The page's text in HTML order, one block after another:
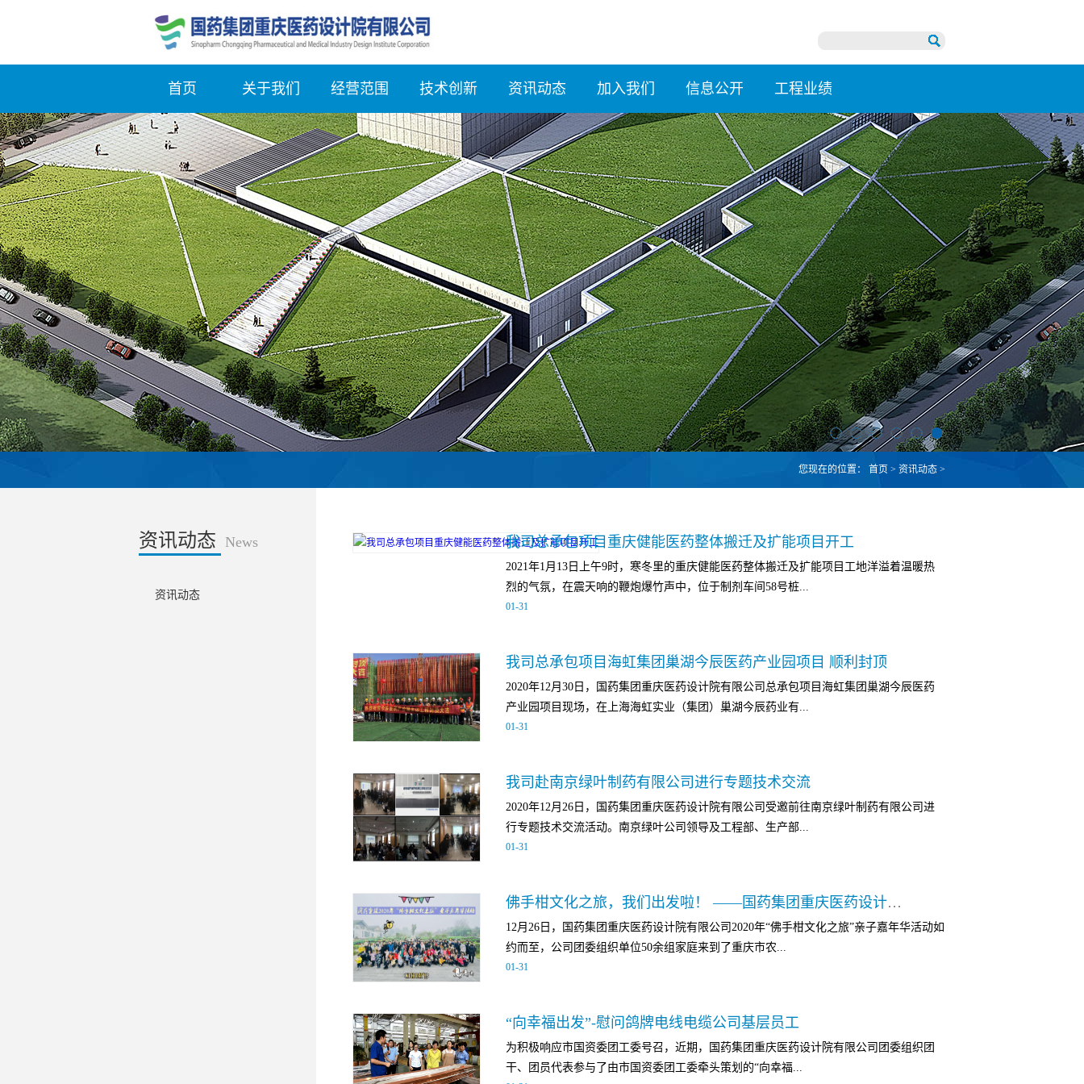
首页 关于我们 经营范围 技术创新 资讯动态 加入我们 信息公开 工程业绩
资讯动态 News
资讯动态
您现在的位置： 首页 > 资讯动态 >
我司总承包项目重庆健能医药整体搬迁及扩能项目开工
2021年1月13日上午9时，寒冬里的重庆健能医药整体搬迁及扩能项目工地洋溢着温暖热
烈的气氛，在震天响的鞭炮爆竹声中，位于制剂车间58号桩...
健能医药整体搬迁及扩能项目工程正式动工。 重庆健能医药整体搬迁及扩能项目是2020
年度重庆市重点工程项目，位于重庆市合川区，占地面积62905平方米，总建筑面积
37269.08平方米，合同工期360天。项目建成后，将成为健能医药西药口服制剂主要生产
基地，为健能医药扩大产能、迈上新的台阶夯实基础！ 国药集团重庆医药设计院有限公
度、质量、费用，坚持质量第一、信誉第一、用户至上，全力以赴推动重庆健能医药整
体搬迁及扩能项目早日建成，向重庆健能医药有限公司交出建筑精品，为健能医药的腾
飞做出应有贡献！
01-31
我司总承包项目海虹集团巢湖今辰医药产业园项目 顺利封顶
2020年12月30日，国药集团重庆医药设计院有限公司总承包项目海虹集团巢湖今辰医药
产业园项目现场，在上海海虹实业（集团）巢湖今辰药业有...
公司以及上海东海华庆工程有限公司等所有参建人员的共同见证下，本项目完成了主体
结构最后一方混凝土的浇筑，实现了主体结构顺利封顶。 海虹集团巢湖今辰医药产业园
项目，位于居巢经济开发区亚父园区内，占地面积约207亩，总建筑面积约17万平方米。
投产后年新增生产能力：年片剂25亿片、硬胶囊剂15亿粒、颗粒剂3亿袋、干悬浮剂1亿
方，面对时间紧、规格高、要求严的局面，充分发挥专业优势、组织优势、技术优势，
以专业化的管理团队严格把控进度、质量、费用，精心组织设计、策划采购和安排施
工，克服复杂地质处理、严重洪涝灾害等不利影响，在各参建单位的配合下，顺利完成
了主体封顶的节点目标。国药集团重庆医药设计院有限公司作为医药工程服务行业最早
十余项工程总承包项目中，以专业...
01-31
我司赴南京绿叶制药有限公司进行专题技术交流
2020年12月26日，国药集团重庆医药设计院有限公司受邀前往南京绿叶制药有限公司进
行专题技术交流活动。南京绿叶公司领导及工程部、生产部...
百强企业绿叶制药集团，致力于抗肿瘤领域药物的研发、生产和销售，主要从事原料药
和复杂注射剂的研发和生产。重庆院在与南京绿叶合作了多功能化学中试车间项目、制
剂楼基因与核酸治疗平台项目等多个项目后，受到业主的充分肯定，并邀请重庆院赴公
司进行专题技术交流。国药集团重庆医药设计院有限公司由5名各专业专家组成的技术宣
话题的主题演讲，并与南京绿叶公司的领导和技术员工进行了充分的探讨，双方在热
烈、和谐的气氛中圆满结束了本次交流。通过本次技术交流，南京绿叶公司领导和技术
人员充分了解了重庆院的设计理念和思路，以及设计团队的系统工作模式、系统的设计
01-31
佛手柑文化之旅，我们出发啦！ ——国药集团重庆医药设计院有限公司2020年亲子嘉年华活动记录
12月26日，国药集团重庆医药设计院有限公司2020年“佛手柑文化之旅”亲子嘉年华活动如
约而至，公司团委组织单位50余组家庭来到了重庆市农...
验、认知课程、食育课程、作品制作等环节，团委按孩童年龄将50组家庭分为大、中、
小月龄三组，组织各组成员有序开展了活动。❤采摘佛手、蔬菜❤一人一个小背篓，手拉
手去采佛手穿梭在农科院的种植基地中通过听农科院老师讲解果蔬，亲手采摘佛手、蔬
01-31
“向幸福出发”-慰问鸽牌电线电缆公司基层员工
为积极响应市国资委团工委号召，近期，国药集团重庆医药设计院有限公司团委组织团
干、团员代表参与了由市国资委团工委牵头策划的“向幸福...